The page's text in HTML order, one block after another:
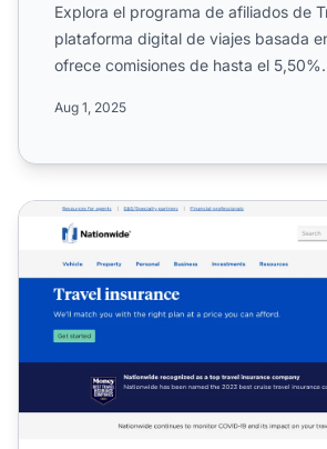
Explora el programa de afiliados de
plataforma digital de viajes basada
ofrece comisiones de hasta el
Aug 1, 2025
Programa de Afiliados de Seguro de